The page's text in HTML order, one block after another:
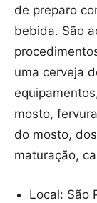
de preparo
bebida. São
uma cerveja
mosto,
do mosto,
maturação,
Local: São